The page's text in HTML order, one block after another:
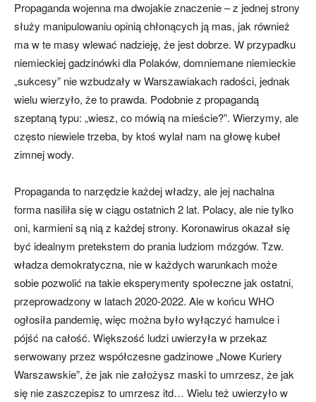
Propaganda wojenna ma dwojakie znaczenie – z jednej strony
służy manipulowaniu opinią chłonących ją mas, jak również
ma w te masy wlewać nadzieję, że jest dobrze. W przypadku
niemieckiej gadzinówki dla Polaków, domniemane niemieckie
„sukcesy” nie wzbudzały w Warszawiakach radości, jednak
wielu wierzyło, że to prawda. Podobnie z propagandą
szeptaną typu: „wiesz, co mówią na mieście?”. Wierzymy, ale
często niewiele trzeba, by ktoś wylał nam na głowę kubeł
zimnej wody.
Propaganda to narzędzie każdej władzy, ale jej nachalna
forma nasiliła się w ciągu ostatnich 2 lat. Polacy, ale nie tylko
oni, karmieni są nią z każdej strony. Koronawirus okazał się
być idealnym pretekstem do prania ludziom mózgów. Tzw.
władza demokratyczna, nie w każdych warunkach może
sobie pozwolić na takie eksperymenty społeczne jak ostatni,
przeprowadzony w latach 2020-2022. Ale w końcu WHO
ogłosiła pandemię, więc można było wyłączyć hamulce i
pójść na całość. Większość ludzi uwierzyła w przekaz
serwowany przez współczesne gadzinowe „Nowe Kuriery
Warszawskie”, że jak nie założysz maski to umrzesz, że jak
się nie zaszczepisz to umrzesz itd… Wielu też uwierzyło w